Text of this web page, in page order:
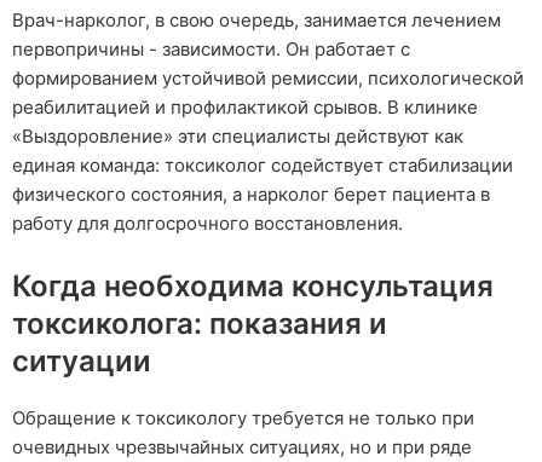
Врач-нарколог, в свою очередь, занимается лечением
первопричины - зависимости. Он работает с
формированием устойчивой ремиссии, психологической
реабилитацией и профилактикой срывов. В клинике
«Выздоровление» эти специалисты действуют как
единая команда: токсиколог содействует стабилизации
физического состояния, а нарколог берет пациента в
работу для долгосрочного восстановления.
Когда необходима консультация
токсиколога: показания и
ситуации
Обращение к токсикологу требуется не только при
очевидных чрезвычайных ситуациях, но и при ряде